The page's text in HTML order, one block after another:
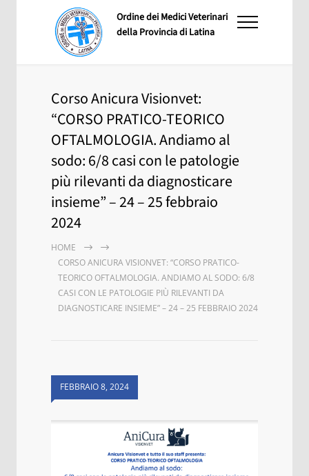
Ordine dei Medici Veterinari
della Provincia di Latina
Corso Anicura Visionvet:
“CORSO PRATICO-TEORICO
OFTALMOLOGIA. Andiamo al
sodo: 6/8 casi con le patologie
più rilevanti da diagnosticare
insieme” – 24 – 25 febbraio
2024
HOME
CORSO ANICURA VISIONVET: “CORSO PRATICO-
TEORICO OFTALMOLOGIA. ANDIAMO AL SODO: 6/8
CASI CON LE PATOLOGIE PIÙ RILEVANTI DA
DIAGNOSTICARE INSIEME” – 24 – 25 FEBBRAIO 2024
FEBBRAIO 8, 2024